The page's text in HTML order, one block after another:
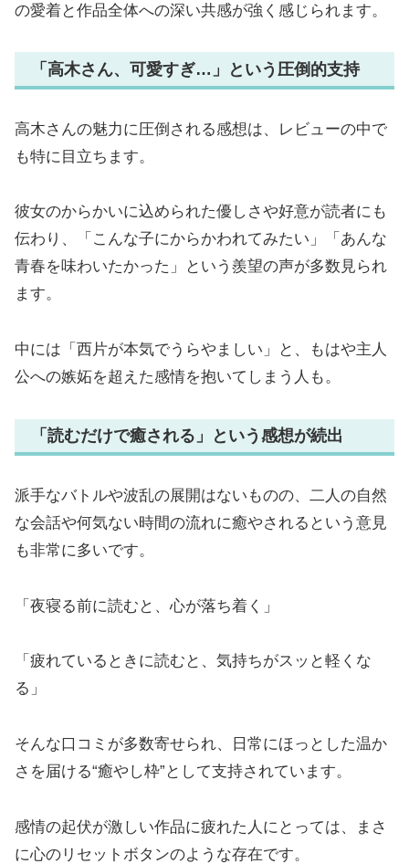
の愛着と作品全体への深い共感が強く感じられます。
「高木さん、可愛すぎ…」という圧倒的支持
高木さんの魅力に圧倒される感想は、レビューの中で
も特に目立ちます。
彼女のからかいに込められた優しさや好意が読者にも
伝わり、「こんな子にからかわれてみたい」「あんな
青春を味わいたかった」という羨望の声が多数見られ
ます。
中には「西片が本気でうらやましい」と、もはや主人
公への嫉妬を超えた感情を抱いてしまう人も。
「読むだけで癒される」という感想が続出
派手なバトルや波乱の展開はないものの、二人の自然
な会話や何気ない時間の流れに癒やされるという意見
も非常に多いです。
「夜寝る前に読むと、心が落ち着く」
「疲れているときに読むと、気持ちがスッと軽くな
る」
そんな口コミが多数寄せられ、日常にほっとした温か
さを届ける“癒やし枠”として支持されています。
感情の起伏が激しい作品に疲れた人にとっては、まさ
に心のリセットボタンのような存在です。